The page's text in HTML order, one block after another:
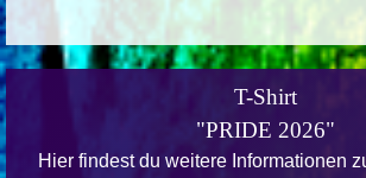
T-Shirt
"PRIDE 2026"
Hier findest du weitere Informationen